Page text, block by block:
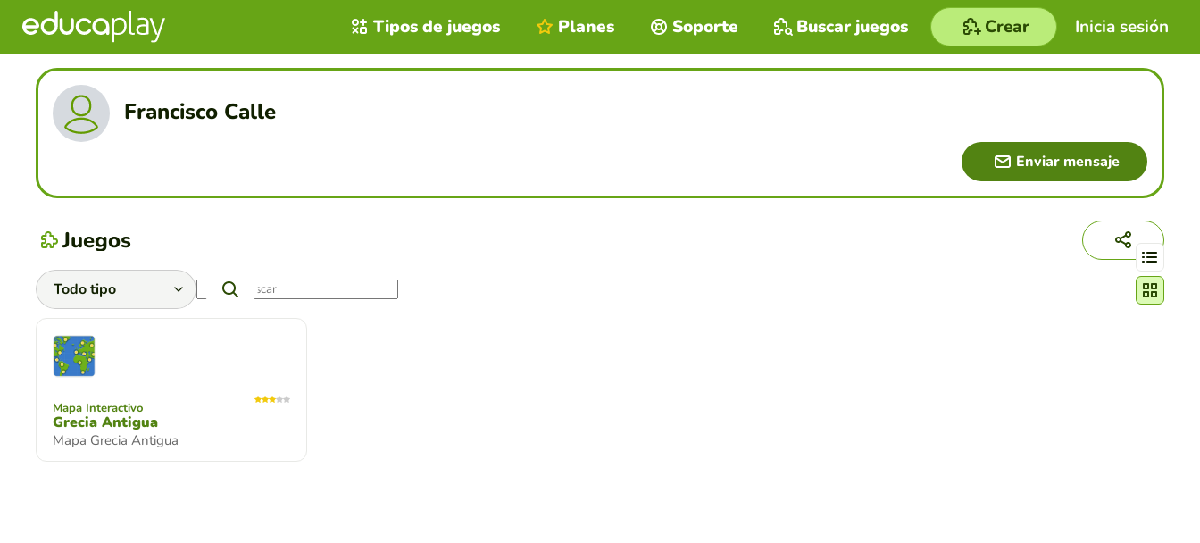
Inicia sesión
Tipos de juegos Planes Soporte Buscar juegos Crear
Francisco Calle
Enviar mensaje
Juegos Cambiar
Mapa Interactivo
Grecia Antigua
Mapa Grecia Antigua